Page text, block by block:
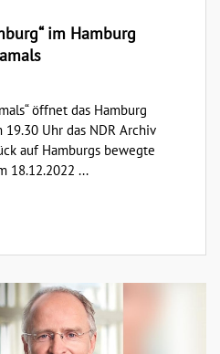
im Hamburg
öffnet das Hamburg
Uhr das NDR Archiv
auf Hamburgs bewegte
18.12.2022 ...